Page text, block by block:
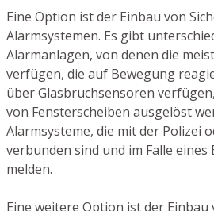
Eine Option ist der Einbau von
Alarmsystemen. Es gibt
Alarmanlagen, von denen die
verfügen, die auf Bewegung
über Glasbruchsensoren
von Fensterscheiben ausgelöst
Alarmsysteme, die mit der Polizei
verbunden sind und im Falle
melden.
Eine weitere Option ist der Einbau